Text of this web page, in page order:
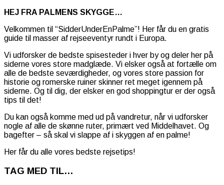
HEJ FRA PALMENS SKYGGE…
Velkommen til “SidderUnderEnPalme”! Her får du en gratis
guide til masser af rejseeventyr rundt i Europa.
Vi udforsker de bedste spisesteder i hver by og deler her på
siderne vores store madglæde. Vi elsker også at fortælle om
alle de bedste seværdigheder, og vores store passion for
historie og romerske ruiner skinner ret meget igennem på
siderne. Og til dig, der elsker en god shoppingtur er der også
tips til det!
Du kan også komme med ud på vandretur, når vi udforsker
nogle af alle de skønne ruter, primært ved Middelhavet. Og
bagefter – så skal vi slappe af i skyggen af en palme!
Her får du alle vores bedste rejsetips!
TAG MED TIL…